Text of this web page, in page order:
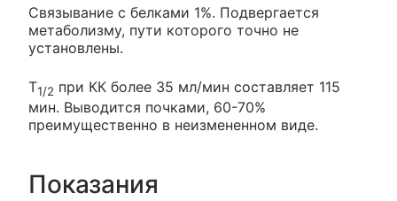
Связывание с белками 1%. Подвергается
метаболизму, пути которого точно не
установлены.
T1/2 при КК более 35 мл/мин составляет 115
мин. Выводится почками, 60-70%
преимущественно в неизмененном виде.
Показания